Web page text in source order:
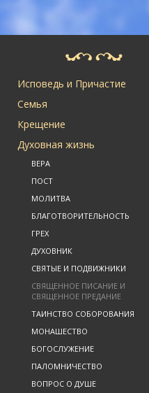
Исповедь и Причастие
Семья
Крещение
Духовная жизнь
ВЕРА
ПОСТ
МОЛИТВА
БЛАГОТВОРИТЕЛЬНОСТЬ
ГРЕХ
ДУХОВНИК
СВЯТЫЕ И ПОДВИЖНИКИ
СВЯЩЕННОЕ ПИСАНИЕ И
СВЯЩЕННОЕ ПРЕДАНИЕ
ТАИНСТВО СОБОРОВАНИЯ
МОНАШЕСТВО
БОГОСЛУЖЕНИЕ
ПАЛОМНИЧЕСТВО
ВОПРОС О ДУШЕ